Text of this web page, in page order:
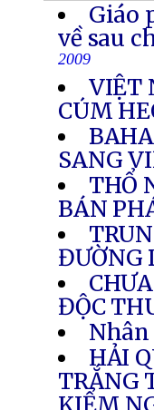
Giáo
về sau
2009
VIỆT
CÚM
SANG
THỔ
BÁN
ĐƯỜNG
ĐỘC
Nhân
HẢI
TRẮNG